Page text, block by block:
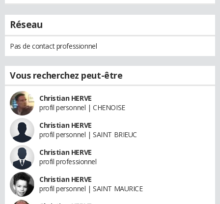
Réseau
Pas de contact professionnel
Vous recherchez peut-être
Christian HERVE
profil personnel | CHENOISE
Christian HERVE
profil personnel | SAINT BRIEUC
Christian HERVE
profil professionnel
Christian HERVE
profil personnel | SAINT MAURICE